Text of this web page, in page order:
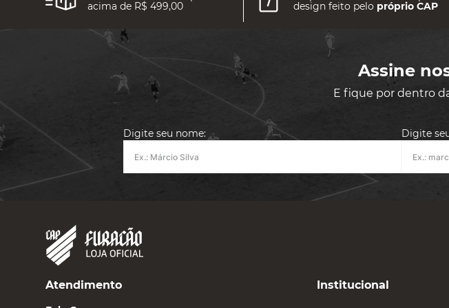
acima de R$ 499,00
design feito pelo próprio CAP
Assine
E fique por dentro
Digite seu nome: Digite
Atendimento Institucional